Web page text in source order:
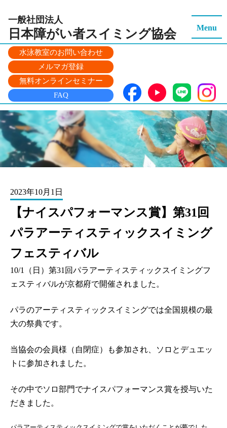
一般社団法人
日本障がい者スイミング協会
水泳教室のお問い合わせ
メルマガ登録
無料オンラインセミナー
FAQ
Menu
2023年10月1日
【ナイスパフォーマンス賞】第31回
パラアーティスティックスイミング
フェスティバル
10/1（日）第31回パラアーティスティックスイミングフ
ェスティバルが京都府で開催されました。
パラのアーティスティックスイミングでは全国規模の最
大の祭典です。
当協会の会員様（自閉症）も参加され、ソロとデュエッ
トに参加されました。
その中でソロ部門でナイスパフォーマンス賞を授与いた
だきました。